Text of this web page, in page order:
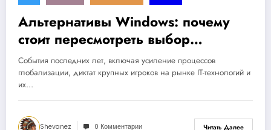
Альтернативы Windows: почему
стоит пересмотреть выбор
операционной системы
События последних лет, включая усиление процессов
глобализации, диктат крупных игроков на рынке IT-технологий и
их…
Shevanez 0 Комментарии Читать Далее